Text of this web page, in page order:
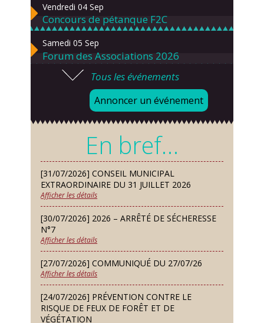
Vendredi 04 Sep
Concours de pétanque F2C
Samedi 05 Sep
Forum des Associations 2026
Lundi 07 Sep
Danses solo et en couple – cours
d’essai gratuit
Mardi 08 Sep
Chorale À travers chants
Samedi 12 Sep
Défi de pêche aux leurres (concept
lure house)
Dimanche 13 Sep
Repas de fouées
Lundi 14 Sep
Conseil municipal du 14 septembre
2026
Jeudi 24 Sep
Permanence des Architectes des
Bâtiments de France
Tous les événements
Annoncer un événement
En bref…
[31/07/2026] CONSEIL MUNICIPAL
EXTRAORDINAIRE DU 31 JUILLET 2026
Afficher les détails
[30/07/2026] 2026 – ARRÊTÉ DE SÉCHERESSE
N°7
Afficher les détails
[27/07/2026] COMMUNIQUÉ DU 27/07/26
Afficher les détails
[24/07/2026] PRÉVENTION CONTRE LE
RISQUE DE FEUX DE FORÊT ET DE
VÉGÉTATION